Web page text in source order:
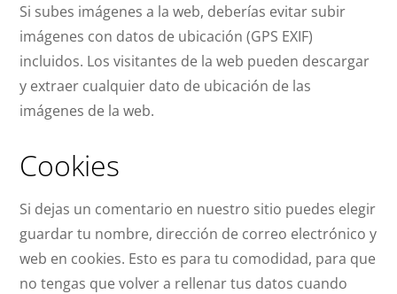
Si subes imágenes a la web, deberías evitar subir
imágenes con datos de ubicación (GPS EXIF)
incluidos. Los visitantes de la web pueden descargar
y extraer cualquier dato de ubicación de las
imágenes de la web.
Cookies
Si dejas un comentario en nuestro sitio puedes elegir
guardar tu nombre, dirección de correo electrónico y
web en cookies. Esto es para tu comodidad, para que
no tengas que volver a rellenar tus datos cuando